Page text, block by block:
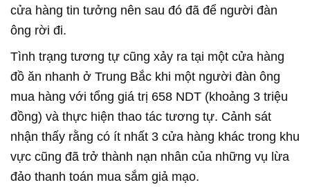
cửa hàng tin tưởng nên sau đó đã để người đàn
ông rời đi.
Tình trạng tương tự cũng xảy ra tại một cửa hàng
đồ ăn nhanh ở Trung Bắc khi một người đàn ông
mua hàng với tổng giá trị 658 NDT (khoảng 3 triệu
đồng) và thực hiện thao tác tương tự. Cảnh sát
nhận thấy rằng có ít nhất 3 cửa hàng khác trong khu
vực cũng đã trở thành nạn nhân của những vụ lừa
đảo thanh toán mua sắm giả mạo.